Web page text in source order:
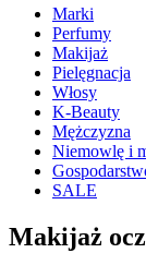
Marki
Perfumy
Makijaż
Pielęgnacja
Włosy
K-Beauty
Mężczyzna
Niemowlę i
SALE
Makijaż